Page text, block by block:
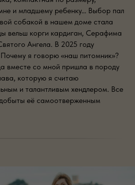
и младшему ребенку… Выбор пал
собакой в нашем доме стала
вельш корги кардиган, Серафима
Ангела. В 2025 году
Почему я говорю «наш питомник»?
вместе со мной пришла в породу
которую я считаю
и талантливым хендлером. Все
её самоотверженным